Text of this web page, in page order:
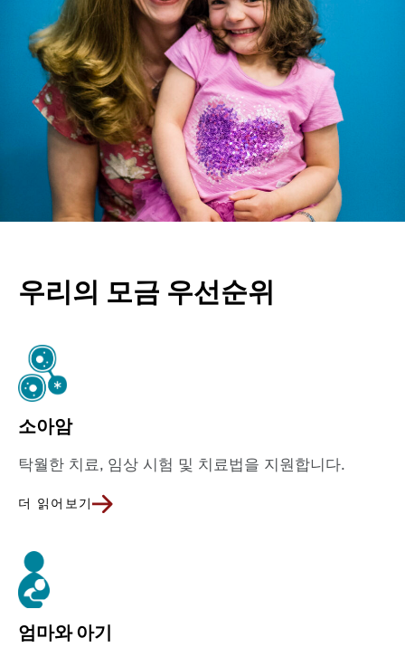
우리의 모금 우선순위
소아암
탁월한 치료, 임상 시험 및 치료법을 지원합니다.
더 읽어보기
엄마와 아기